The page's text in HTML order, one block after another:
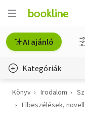
AI ajánló
Kategóriák
Életmód, egészség
Könyv Irodalom
Elbeszélések,